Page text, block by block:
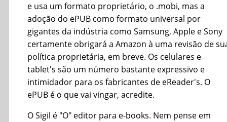
e usa um formato proprietário, o .mobi, mas a
adoção do ePUB como formato universal por
gigantes da indústria como Samsung, Apple e Sony
certamente obrigará a Amazon à uma revisão de
política proprietária, em breve. Os celulares e
tablet's são um número bastante expressivo e
intimidador para os fabricantes de eReader's. O
ePUB é o que vai vingar, acredite.
O Sigil é "O" editor para e-books. Nem pense em